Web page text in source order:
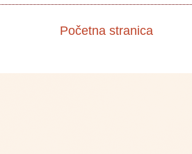
Početna stranica